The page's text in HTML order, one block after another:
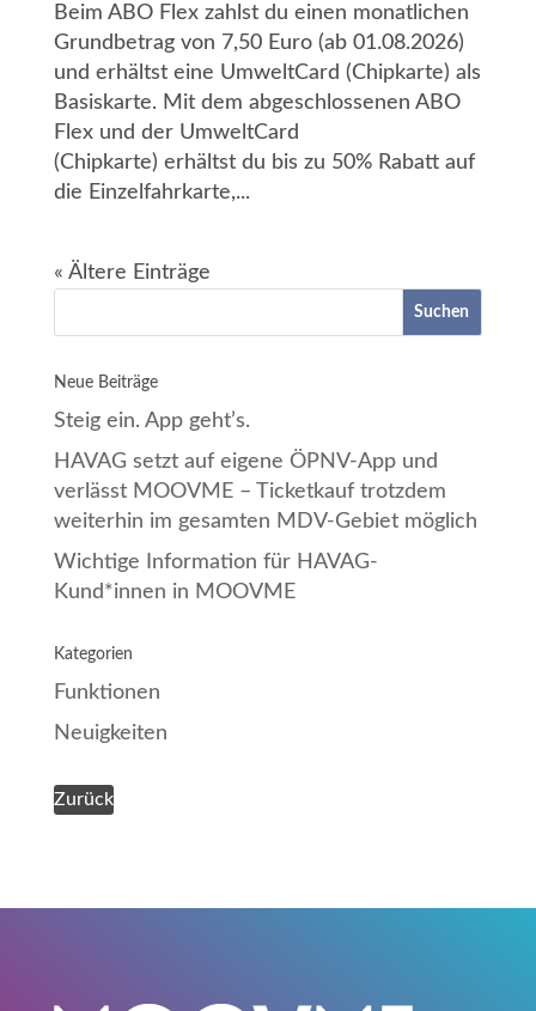
Beim ABO Flex zahlst du einen monatlichen
Grundbetrag von 7,50 Euro (ab 01.08.2026)
und erhältst eine UmweltCard (Chipkarte) als
Basiskarte. Mit dem abgeschlossenen ABO
Flex und der UmweltCard
(Chipkarte) erhältst du bis zu 50% Rabatt auf
die Einzelfahrkarte,...
« Ältere Einträge
Suchen
Neue Beiträge
Steig ein. App geht’s.
HAVAG setzt auf eigene ÖPNV-App und
verlässt MOOVME – Ticketkauf trotzdem
weiterhin im gesamten MDV-Gebiet möglich
Wichtige Information für HAVAG-
Kund*innen in MOOVME
Kategorien
Funktionen
Neuigkeiten
Zurück